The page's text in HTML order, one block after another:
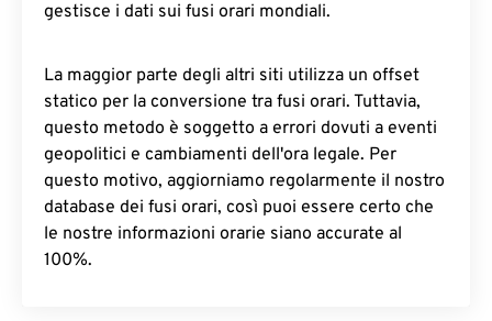
gestisce i dati sui fusi orari mondiali.
La maggior parte degli altri siti utilizza un offset
statico per la conversione tra fusi orari. Tuttavia,
questo metodo è soggetto a errori dovuti a eventi
geopolitici e cambiamenti dell'ora legale. Per
questo motivo, aggiorniamo regolarmente il nostro
database dei fusi orari, così puoi essere certo che
le nostre informazioni orarie siano accurate al
100%.